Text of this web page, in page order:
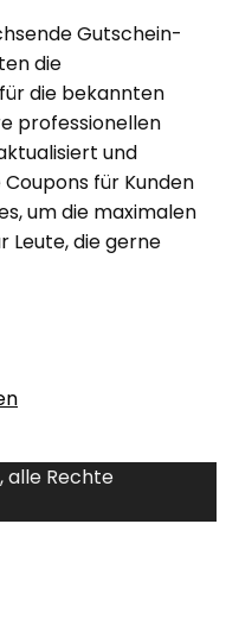
Gutschein-
die
die bekannten
professionellen
und
für Kunden
um die maximalen
Leute, die gerne
alle Rechte